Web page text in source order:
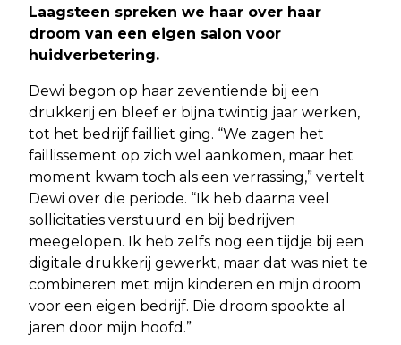
Laagsteen spreken we haar over haar
droom van een eigen salon voor
huidverbetering.
Dewi begon op haar zeventiende bij een
drukkerij en bleef er bijna twintig jaar werken,
tot het bedrijf failliet ging. “We zagen het
faillissement op zich wel aankomen, maar het
moment kwam toch als een verrassing,” vertelt
Dewi over die periode. “Ik heb daarna veel
sollicitaties verstuurd en bij bedrijven
meegelopen. Ik heb zelfs nog een tijdje bij een
digitale drukkerij gewerkt, maar dat was niet te
combineren met mijn kinderen en mijn droom
voor een eigen bedrijf. Die droom spookte al
jaren door mijn hoofd.”